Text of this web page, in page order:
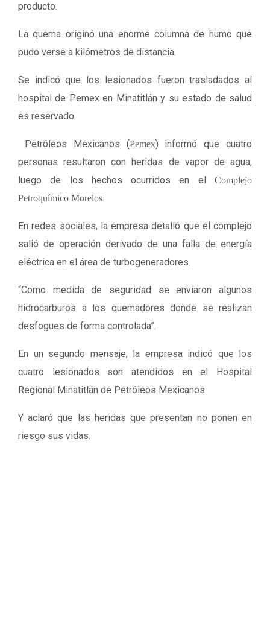
producto.
La quema originó una enorme columna de humo que
pudo verse a kilómetros de distancia.
Se indicó que los lesionados fueron trasladados al
hospital de Pemex en Minatitlán y su estado de salud
es reservado.
Petróleos Mexicanos (Pemex) informó que cuatro
personas resultaron con heridas de vapor de agua,
luego de los hechos ocurridos en el Complejo
Petroquímico Morelos.
En redes sociales, la empresa detalló que el complejo
salió de operación derivado de una falla de energía
eléctrica en el área de turbogeneradores.
“Como medida de seguridad se enviaron algunos
hidrocarburos a los quemadores donde se realizan
desfogues de forma controlada”.
En un segundo mensaje, la empresa indicó que los
cuatro lesionados son atendidos en el Hospital
Regional Minatitlán de Petróleos Mexicanos.
Y aclaró que las heridas que presentan no ponen en
riesgo sus vidas.